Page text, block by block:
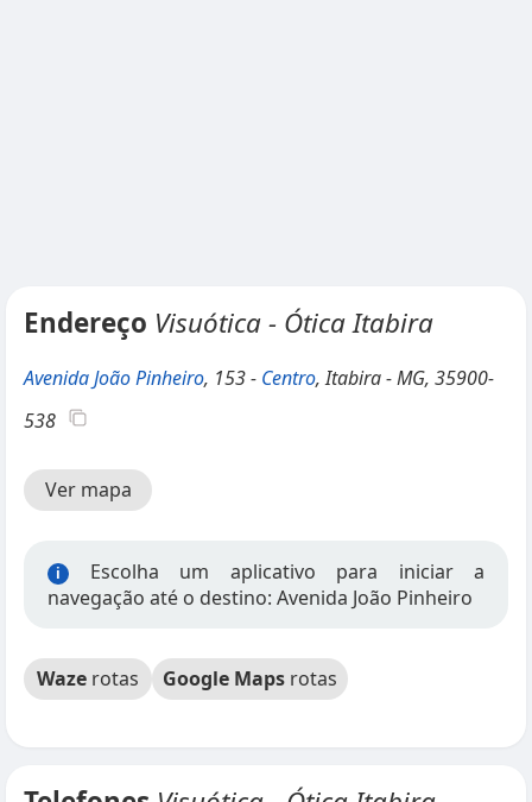
Endereço Visuótica - Ótica Itabira
Avenida João Pinheiro, 153 - Centro, Itabira - MG, 35900-
538
Ver mapa
i
Escolha um aplicativo para iniciar a
navegação até o destino: Avenida João Pinheiro
Waze rotas Google Maps rotas